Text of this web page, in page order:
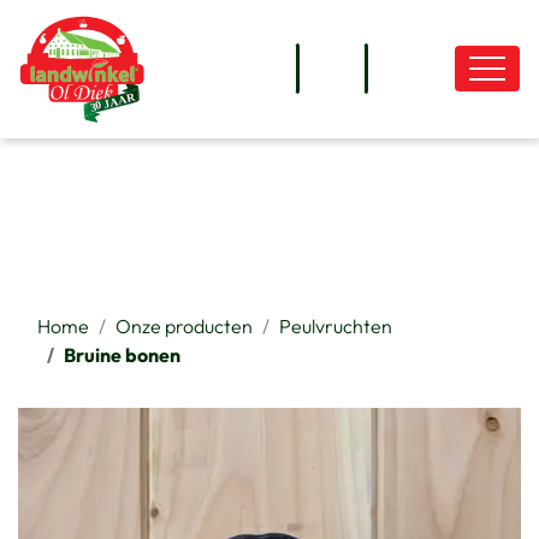
overslaan
Home Onze producten
Peulvruchten
Bruine bonen